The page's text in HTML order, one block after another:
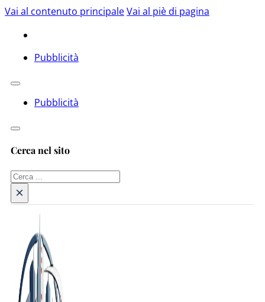
Vai al contenuto principaleVai al piè di pagina
Pubblicità
Pubblicità
Cerca nel sito
Cerca
×